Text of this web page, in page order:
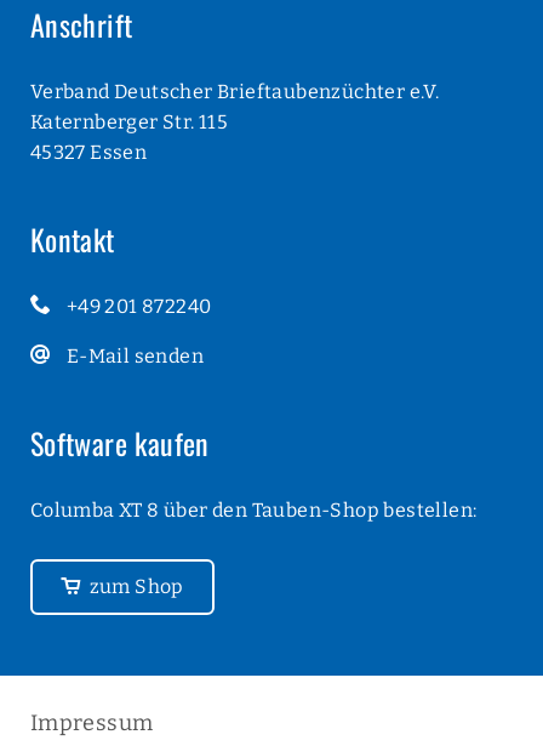
Anschrift
Verband Deutscher Brieftaubenzüchter e.V.
Katernberger Str. 115
45327 Essen
Kontakt
+49 201 872240
E-Mail senden
Software kaufen
Columba XT 8 über den Tauben-Shop bestellen:
zum Shop
Navigation
Impressum